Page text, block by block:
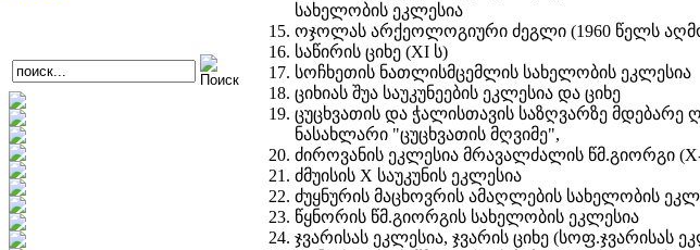
სახელობის ეკლესია
ოჯოლას არქეოლოგიური ძეგლი (1960 წელს
საწირის ციხე (XI ს)
სოჩხეთის ნათლისმცემლის სახელობის ეკლესია
ციხიას შუა საუკუნეების ეკლესია და ციხე
ცუცხვათის და ჭალისთავის საზღვარზე
ნასახლარი "ცუცხვათის მღვიმე",
ძიროვანის ეკლესია მრავალძალის წმ.გიორგი
ძმუისის X საუკუნის ეკლესია
ძუყნურის მაცხოვრის ამაღლების სახელობის
წყნორის წმ.გიორგის სახელობის ეკლესია
ჯვარისას ეკლესია, ჯვარის ციხე (სოფ.ჯვარისას